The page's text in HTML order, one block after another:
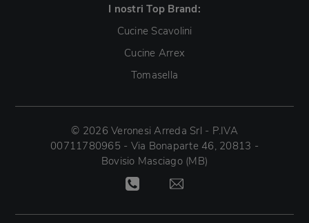
I nostri Top Brand:
Cucine Scavolini
Cucine Arrex
Tomasella
© 2026 Veronesi Arreda Srl - P.IVA
00711780965 - Via Bonaparte 46, 20813 -
Bovisio Masciago (MB)